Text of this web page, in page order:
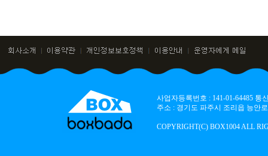
사업자등록번호 : 141-01-64485
주소 : 경기도 파주시 조리읍 능안
COPYRIGHT(C) BOX1004 ALL